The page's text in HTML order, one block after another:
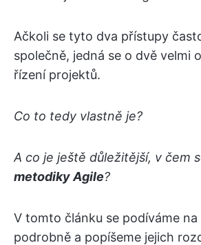
Ačkoli se tyto dva přístupy
společně, jedná se o dvě velmi
řízení projektů.
Co to tedy vlastně je?
A co je ještě důležitější, v čem
metodiky Agile?
V tomto článku se podíváme
podrobně a popíšeme jejich